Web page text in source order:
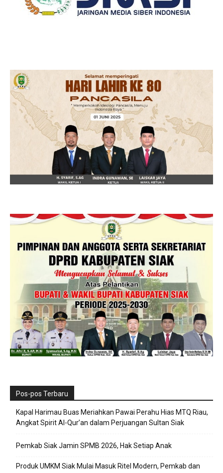
Pos-pos Terbaru
Kapal Harimau Buas Meriahkan Pawai Perahu Hias MTQ Riau,
Angkat Spirit Al-Qur’an dalam Perjuangan Sultan Siak
Pemkab Siak Jamin SPMB 2026, Hak Setiap Anak
Produk UMKM Siak Mulai Masuk Ritel Modern, Pemkab dan